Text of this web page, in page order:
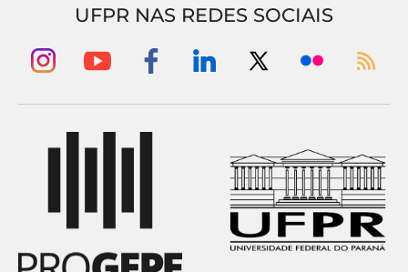
UFPR NAS REDES SOCIAIS